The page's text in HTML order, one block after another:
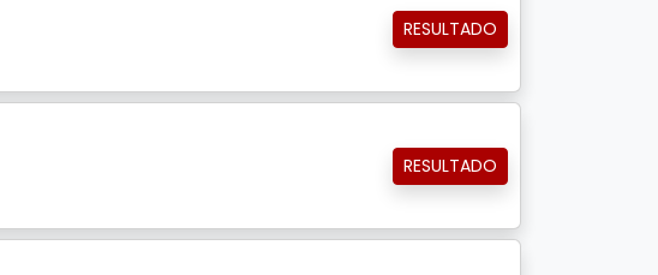
RESULTADO
RESULTADO